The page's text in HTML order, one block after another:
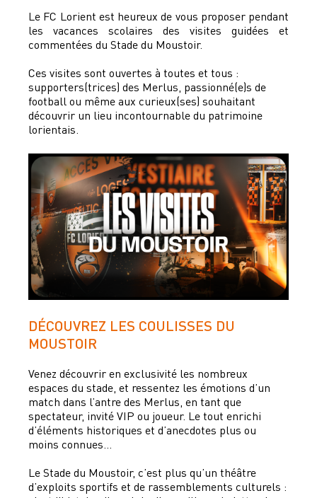
Le FC Lorient est heureux de vous proposer pendant
les vacances scolaires des visites guidées et
commentées du Stade du Moustoir.
Ces visites sont ouvertes à toutes et tous :
supporters(trices) des Merlus, passionné(e)s de
football ou même aux curieux(ses) souhaitant
découvrir un lieu incontournable du patrimoine
lorientais.
DÉCOUVREZ LES COULISSES DU
MOUSTOIR
Venez découvrir en exclusivité les nombreux
espaces du stade, et ressentez les émotions d’un
match dans l’antre des Merlus, en tant que
spectateur, invité VIP ou joueur. Le tout enrichi
d’éléments historiques et d’anecdotes plus ou
moins connues…
Le Stade du Moustoir, c’est plus qu’un théâtre
d’exploits sportifs et de rassemblements culturels :